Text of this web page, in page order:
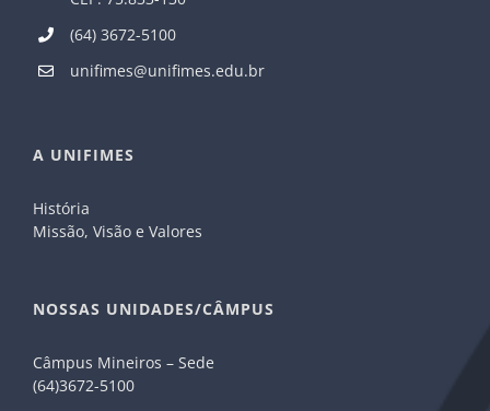
(64) 3672-5100
unifimes@unifimes.edu.br
A UNIFIMES
História
Missão, Visão e Valores
NOSSAS UNIDADES/CÂMPUS
Câmpus Mineiros – Sede
(64)3672-5100